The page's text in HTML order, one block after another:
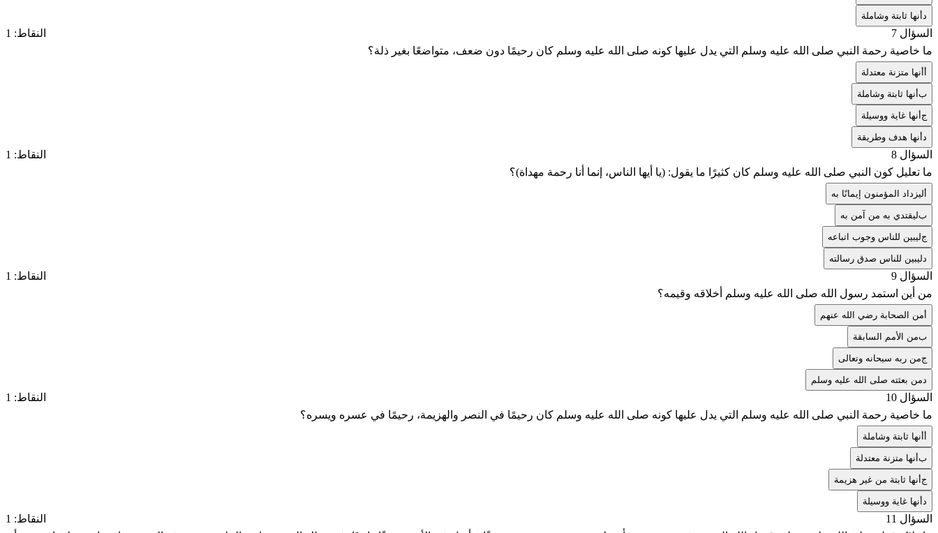
د أنها ثابتة وشاملة
السؤال 7
النقاط: 1
ما خاصية رحمة النبي صلى الله عليه وسلم التي يدل عليها كونه صلى الله عليه وسلم كان رحيمًا دون ضعف، متواضعًا بغير ذلة؟
أأنها متزنة معتدلة
بأنها ثابتة وشاملة
ج أنها غاية ووسيلة
د أنها هدف وطريقة
السؤال 8
النقاط: 1
ما تعليل كون النبي صلى الله عليه وسلم كان كثيرًا ما يقول: (يا أيها الناس، إنما أنا رحمة مهداة)؟
أليزداد المؤمنون إيمانًا به
بليقتدي به من آمن به
جليبين للناس وجوب اتباعه
د ليبين للناس صدق رسالته
السؤال 9
النقاط: 1
من أين استمد رسول الله صلى الله عليه وسلم أخلاقه وقيمه؟
أمن الصحابة رضي الله عنهم
بمن الأمم السابقة
جمن ربه سبحانه وتعالى
د من بعثته صلى الله عليه وسلم
السؤال 10
النقاط: 1
ما خاصية رحمة النبي صلى الله عليه وسلم التي يدل عليها كونه صلى الله عليه وسلم كان رحيمًا في النصر والهزيمة، رحيمًا في عسره ويسره؟
أأنها ثابتة وشاملة
بأنها متزنة معتدلة
ج أنها ثابتة من غير هزيمة
د أنها غاية ووسيلة
السؤال 11
النقاط: 1